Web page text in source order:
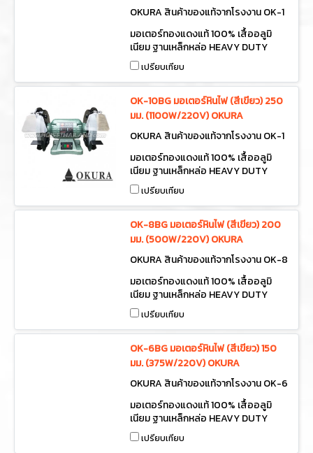
OKURA สินค้าของแท้จากโรงงาน OK-1
มอเตอร์ทองแดงแท้ 100% เสื้ออลูมิ
เนียม ฐานเหล็กหล่อ HEAVY DUTY
BENCH GRINDER
เปรียบเทียบ
OK-10BG มอเตอร์หินไฟ (สีเขียว) 250
มม. (1100W/220V) OKURA
OKURA สินค้าของแท้จากโรงงาน OK-1
มอเตอร์ทองแดงแท้ 100% เสื้ออลูมิ
เนียม ฐานเหล็กหล่อ HEAVY DUTY
BENCH GRINDER
เปรียบเทียบ
OK-8BG มอเตอร์หินไฟ (สีเขียว) 200
มม. (500W/220V) OKURA
OKURA สินค้าของแท้จากโรงงาน OK-8
มอเตอร์ทองแดงแท้ 100% เสื้ออลูมิ
เนียม ฐานเหล็กหล่อ HEAVY DUTY
BENCH GRINDER
เปรียบเทียบ
OK-6BG มอเตอร์หินไฟ (สีเขียว) 150
มม. (375W/220V) OKURA
OKURA สินค้าของแท้จากโรงงาน OK-6
มอเตอร์ทองแดงแท้ 100% เสื้ออลูมิ
เนียม ฐานเหล็กหล่อ HEAVY DUTY
BENCH GRINDER
เปรียบเทียบ